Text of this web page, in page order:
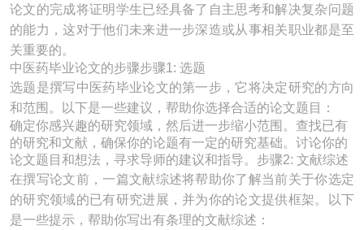
论文的完成将证明学生已经具备了自主思考和解决复杂问题
的能力，这对于他们未来进一步深造或从事相关职业都是至
关重要的。
中医药毕业论文的步骤步骤1: 选题
选题是撰写中医药毕业论文的第一步，它将决定研究的方向
和范围。以下是一些建议，帮助你选择合适的论文题目：
确定你感兴趣的研究领域，然后进一步缩小范围。查找已有
的研究和文献，确保你的论题有一定的研究基础。讨论你的
论文题目和想法，寻求导师的建议和指导。步骤2: 文献综述
在撰写论文前，一篇文献综述将帮助你了解当前关于你选定
的研究领域的已有研究进展，并为你的论文提供框架。以下
是一些提示，帮助你写出有条理的文献综述：